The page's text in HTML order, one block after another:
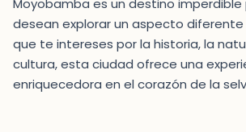
Moyobamba es un destino imperdible
desean explorar un aspecto diferente
que te intereses por la historia, la
cultura, esta ciudad ofrece una
enriquecedora en el corazón de la